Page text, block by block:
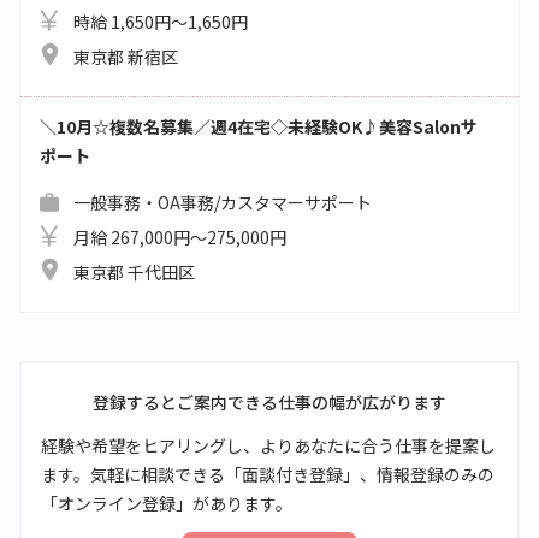
時給 1,650円～1,650円
東京都 新宿区
＼10月☆複数名募集／週4在宅◇未経験OK♪美容Salonサ
ポート
一般事務・OA事務/カスタマーサポート
月給 267,000円～275,000円
東京都 千代田区
登録するとご案内できる仕事の幅が広がります
経験や希望をヒアリングし、よりあなたに合う仕事を提案し
ます。気軽に相談できる「面談付き登録」、情報登録のみの
「オンライン登録」があります。